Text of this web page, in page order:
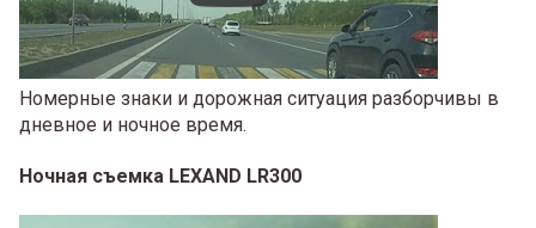
Номерные знаки и дорожная ситуация разборчивы в
дневное и ночное время.
Ночная съемка LEXAND LR300